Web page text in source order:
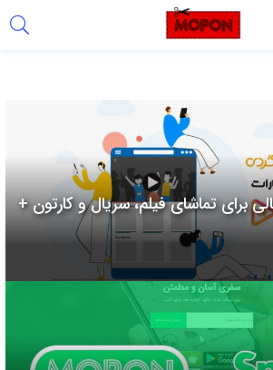
برای تماشای فیلم، سریال و کارتون +